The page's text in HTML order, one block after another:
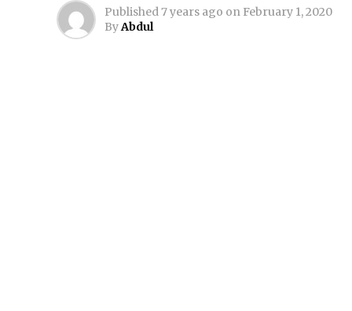
Published7 years ago on February 1, 2020
ByAbdul